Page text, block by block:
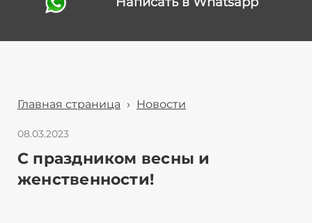
Главная страница › Новости
08.03.2023
С праздником весны и
женственности!